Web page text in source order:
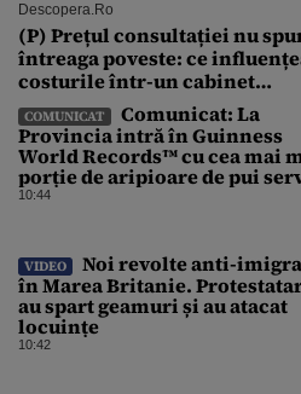
Descopera.ro
(P) Prețul consultației nu
întreaga poveste: ce
costurile într-un cabinet
stomatologic din București
COMUNICAT
Comunicat: La
Provincia intră în Guinness
World Records™ cu cea mai
porție de aripioare de pui
la un eveniment
10:44
VIDEO
Noi revolte anti-
în Marea Britanie.
au spart geamuri și au atacat
locuințe
10:42